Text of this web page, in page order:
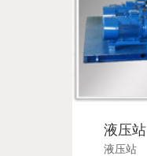
液压站
液压站